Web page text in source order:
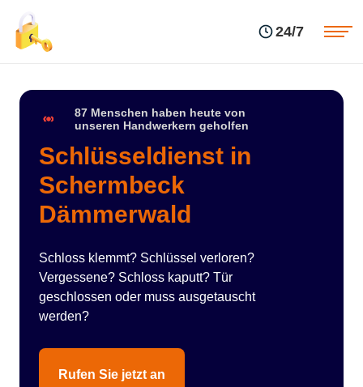
24/7
87 Menschen haben heute von
unseren Handwerkern geholfen
Schlüsseldienst in
Schermbeck
Dämmerwald
Schloss klemmt? Schlüssel verloren?
Vergessene? Schloss kaputt? Tür
geschlossen oder muss ausgetauscht
werden?
Rufen Sie jetzt an